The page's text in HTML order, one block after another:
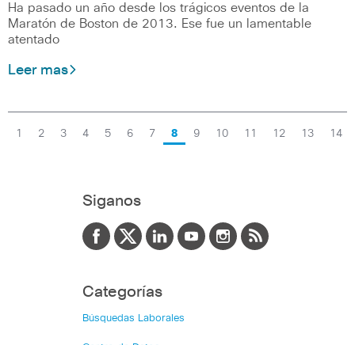
Ha pasado un año desde los trágicos eventos de la
Maratón de Boston de 2013. Ese fue un lamentable
atentado
Leer mas
1 2 3 4 5 6 7 8 9 10 11 12 13 14
Siganos
Categorías
Búsquedas Laborales